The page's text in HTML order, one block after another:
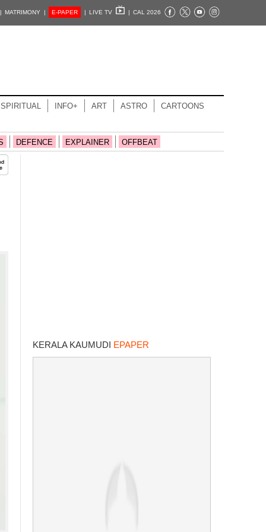
MATRIMONY | E-PAPER | LIVE TV | CAL 2026
SPIRITUAL INFO+ ART ASTRO CARTOONS
DEFENCE EXPLAINER OFFBEAT
KERALA KAUMUDI EPAPER